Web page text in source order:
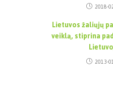
2018-
Lietuvos žaliųjų
veiklą, stiprina
2013-